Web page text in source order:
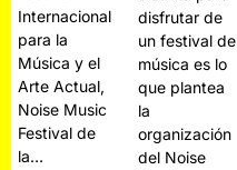
Internacional
para la
Música y el
Arte Actual,
Noise Music
Festival de
la…
disfrutar de
un festival de
música es lo
que plantea
la
organización
del Noise